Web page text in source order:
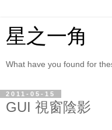
星之一角
What have you found for
2011-05-15
GUI 視窗陰影